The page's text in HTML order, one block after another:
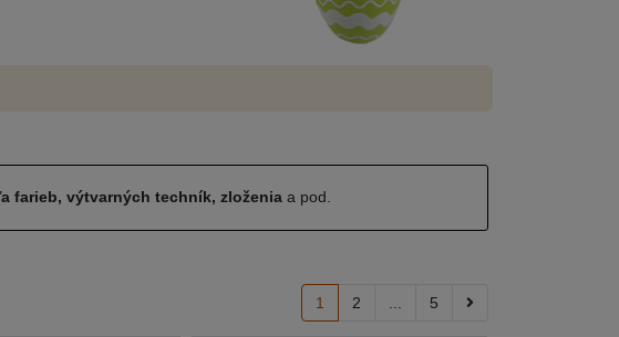
farieb, výtvarných techník, zloženiaa pod.
1 2 5